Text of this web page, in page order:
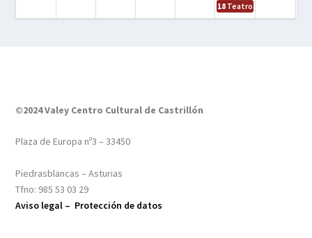
18 Teatro – Tres
©2024 Valey Centro Cultural de Castrillón
Plaza de Europa nº3 – 33450
Piedrasblancas – Asturias
Tfno: 985 53 03 29
Aviso legal – Protección de datos